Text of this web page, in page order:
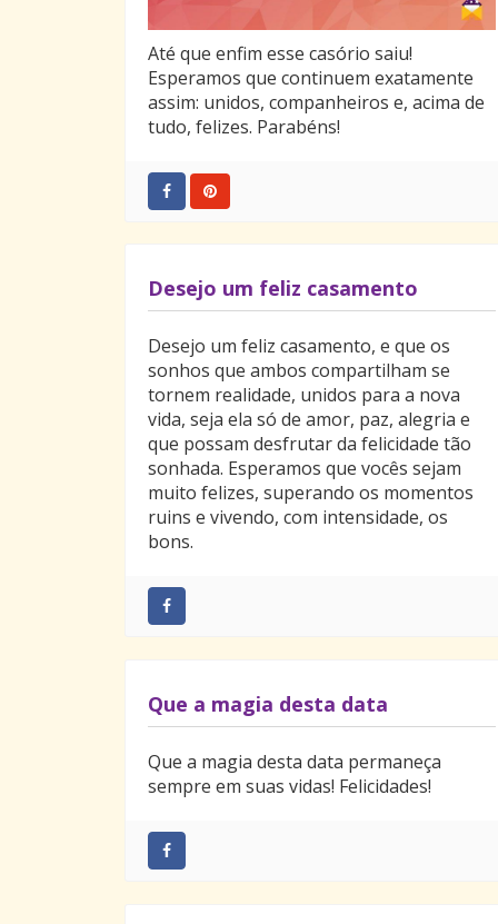
E voltarão contigo, entrelaçadas
Nas tuas longas tranças;
No entanto eu preparei teu leito à
sombra
Do limoeiro em flor; colhi contente
Folhas com que alastrei o solo ardente
Pelas ondas do tempo arrebatados,
Até à morte iremos,
Soltos ao longo do baixel da vida
Firmes, entre o fragor da tempestade,
Gozaremos o bem que amor encerra,
Passaremos assim do sol da terra
Ao sol da eternidade.
Até que enfim esse casório saiu!
Esperamos que continuem exatamente
assim: unidos, companheiros e, acima de
tudo, felizes. Parabéns!
Desejo um feliz casamento
Desejo um feliz casamento, e que os
sonhos que ambos compartilham se
tornem realidade, unidos para a nova
vida, seja ela só de amor, paz, alegria e
que possam desfrutar da felicidade tão
sonhada. Esperamos que vocês sejam
muito felizes, superando os momentos
ruins e vivendo, com intensidade, os
bons.
Que a magia desta data
Que a magia desta data permaneça
sempre em suas vidas! Felicidades!